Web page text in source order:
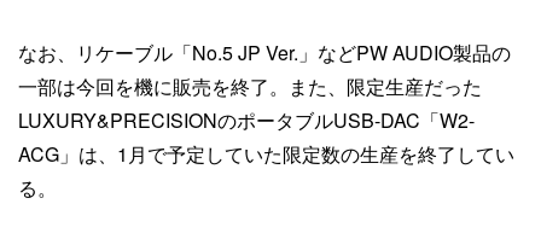
なお、リケーブル「No.5 JP Ver.」などPW AUDIO製品の
一部は今回を機に販売を終了。また、限定生産だった
LUXURY&PRECISIONのポータブルUSB-DAC「W2-
ACG」は、1月で予定していた限定数の生産を終了してい
る。